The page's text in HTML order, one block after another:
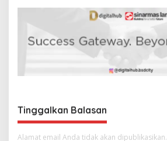
o
Tinggalkan Balasan
Alamat email Anda tidak akan dipublikasikan.